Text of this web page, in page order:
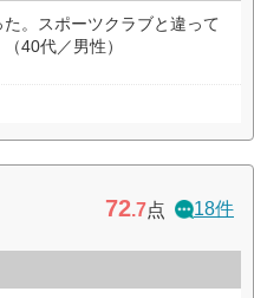
。スポーツクラブと違って
40代／男性）
72.7点 18件